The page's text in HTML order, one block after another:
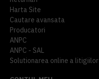
Harta Site
Cautare avansata
Producatori
ANPC
ANPC - SAL
Solutionarea online a litigiilor